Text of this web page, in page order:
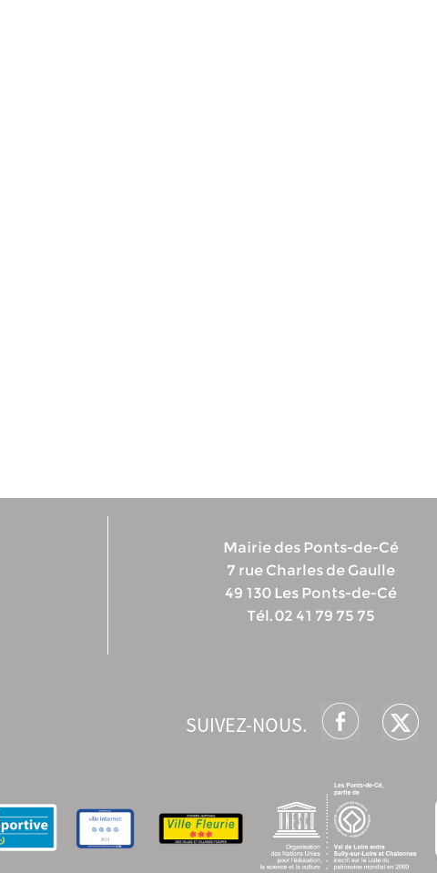
Mairie des Ponts-de-Cé
7 rue Charles de Gaulle
49 130 Les Ponts-de-Cé
Tél. 02 41 79 75 75
SUIVEZ-NOUS.